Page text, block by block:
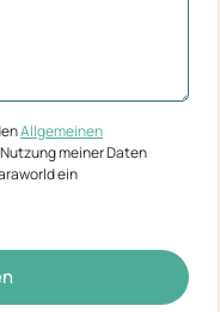
Allgemeinen
meiner Daten
ein